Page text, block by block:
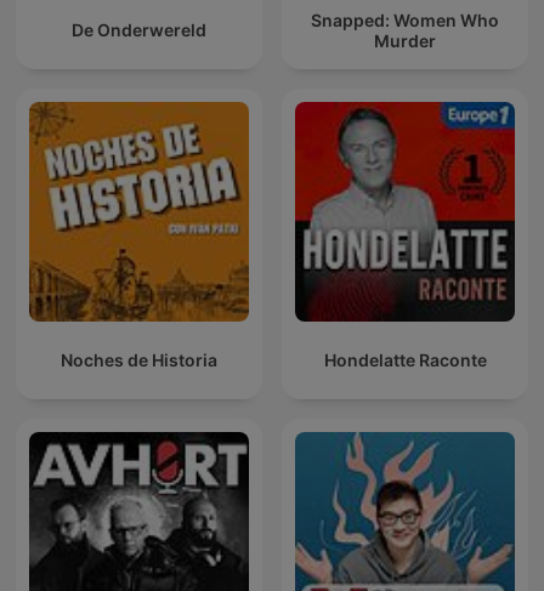
De Onderwereld
Snapped: Women Who
Murder
Noches de Historia Hondelatte Raconte